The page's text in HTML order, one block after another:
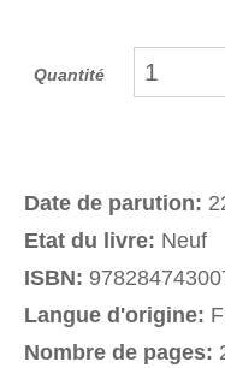
Quantité
Date de parution:
Etat du livre: Neuf
ISBN:
Langue d'origine:
Nombre de pages: